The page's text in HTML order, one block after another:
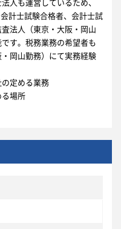
人も運営しているため、
計士試験合格者、会計士試
法人（東京・大阪・岡山
す。税務業務の希望者も
岡山勤務）にて実務経験
定める業務
場所